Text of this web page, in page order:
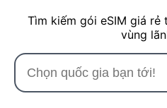
Tìm kiếm gói eSIM giá rẻ
vùng